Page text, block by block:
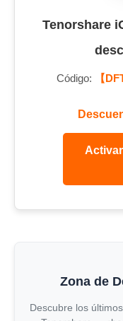
Tenorshare
Código: 【
Zona de
Descubre los